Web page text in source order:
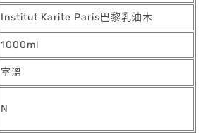
Institut Karite Paris巴黎乳油木
1000ml
室溫
N